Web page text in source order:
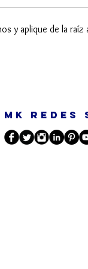
y aplique de la
MK REDES